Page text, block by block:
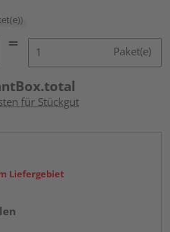
Paket(e)
für Stückgut
Liefergebiet